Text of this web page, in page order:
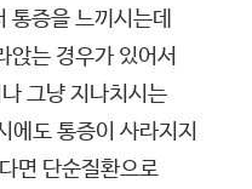
통증을 느끼시는데
앉는 경우가 있어서
그냥 지나치시는
에도 통증이 사라지지
면 단순질환으로